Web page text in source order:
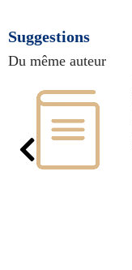
Suggestions
Du même auteur